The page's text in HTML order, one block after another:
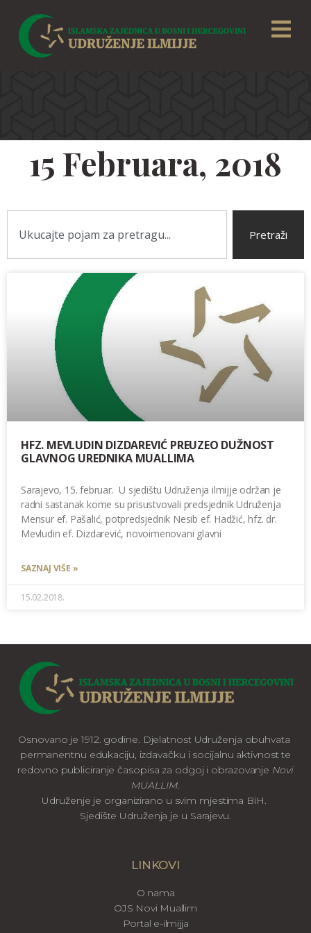
15 Februara, 2018
Pretraži
HFZ. MEVLUDIN DIZDAREVIĆ PREUZEO DUŽNOST
GLAVNOG UREDNIKA MUALLIMA
Sarajevo, 15. februar. U sjedištu Udruženja ilmijje održan je
radni sastanak kome su prisustvovali predsjednik Udruženja
Mensur ef. Pašalić, potpredsjednik Nesib ef. Hadžić, hfz. dr.
Mevludin ef. Dizdarević, novoimenovani glavni
SAZNAJ VIŠE »
15.02.2018.
Osnovano je 1912. godine. Djelatnost Udruženja obuhvata
permanentnu edukaciju, izdavačku i socijalnu aktivnost te
redovno publiciranje časopisa za odgoj i obrazovanje Novi
MUALLIM.
Udruženje je organizirano u svim mjestima BiH.
Sjedište Udruženja je u Sarajevu.
LINKOVI
O nama
OJS Novi Muallim
Portal e-ilmijja